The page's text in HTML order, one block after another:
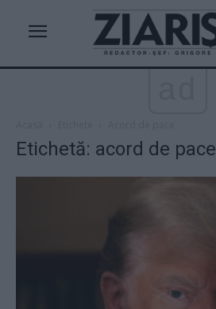
Etichetă: acord de pace